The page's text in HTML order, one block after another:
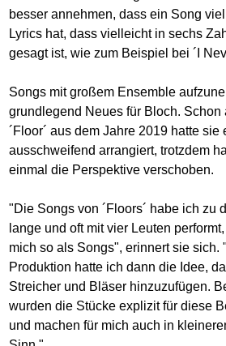
besser annehmen, dass ein Song
Lyrics hat, dass vielleicht in sechs
gesagt ist, wie zum Beispiel bei ´I
Songs mit großem Ensemble
grundlegend Neues für Bloch. Schon
´Floor´ aus dem Jahre 2019 hatte
ausschweifend arrangiert, trotzdem
einmal die Perspektive verschoben.
"Die Songs von ´Floors´ habe ich zu
lange und oft mit vier Leuten
mich so als Songs", erinnert sie sich.
Produktion hatte ich dann die Idee,
Streicher und Bläser hinzuzufügen.
wurden die Stücke explizit für diese
und machen für mich auch in